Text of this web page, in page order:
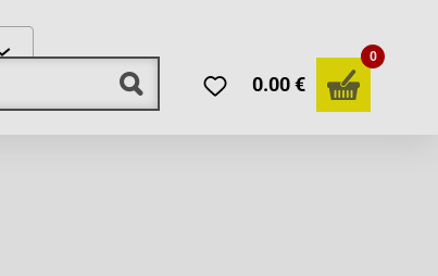
0.00 €
0